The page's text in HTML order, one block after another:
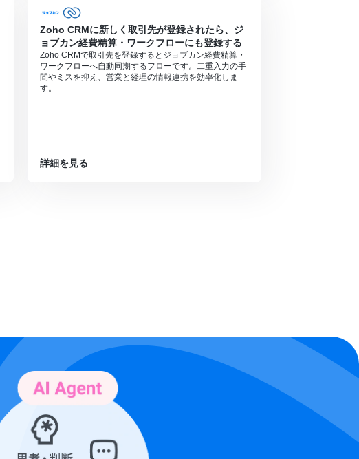
Zoho CRMに新しく取引先が登録されたら、ジ
ョブカン経費精算・ワークフローにも登録する
Zoho CRMで取引先を登録するとジョブカン経費精算・
ワークフローへ自動同期するフローです。二重入力の手
間やミスを抑え、営業と経理の情報連携を効率化しま
す。
詳細を見る